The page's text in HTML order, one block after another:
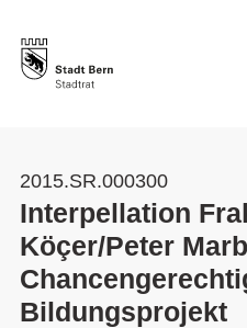
2015.SR.000300
Interpellation
Köçer/Peter
Bildungsprojekt